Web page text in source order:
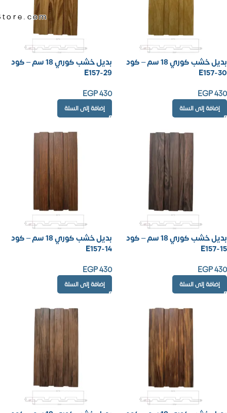
بديل خشب كوري 18 سم – كود
E157-30
EGP430
إضافة إلى السلة
بديل خشب كوري 18 سم – كود
E157-29
EGP430
إضافة إلى السلة
بديل خشب كوري 18 سم – كود
E157-15
EGP430
إضافة إلى السلة
بديل خشب كوري 18 سم – كود
E157-14
EGP430
إضافة إلى السلة